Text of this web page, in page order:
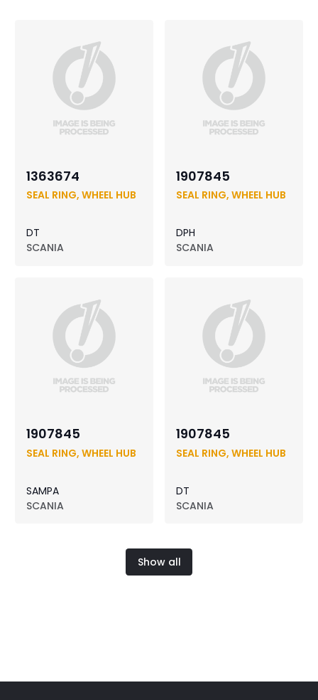
1363674
SEAL RING, WHEEL HUB
DT
SCANIA
1907845
SEAL RING, WHEEL HUB
DPH
SCANIA
1907845
SEAL RING, WHEEL HUB
SAMPA
SCANIA
1907845
SEAL RING, WHEEL HUB
DT
SCANIA
Show all